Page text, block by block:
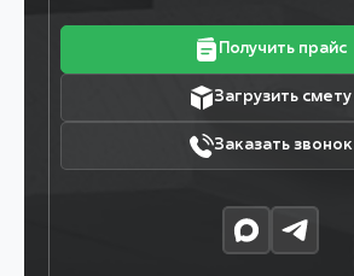
Получить прайс
Загрузить смету
Заказать звонок